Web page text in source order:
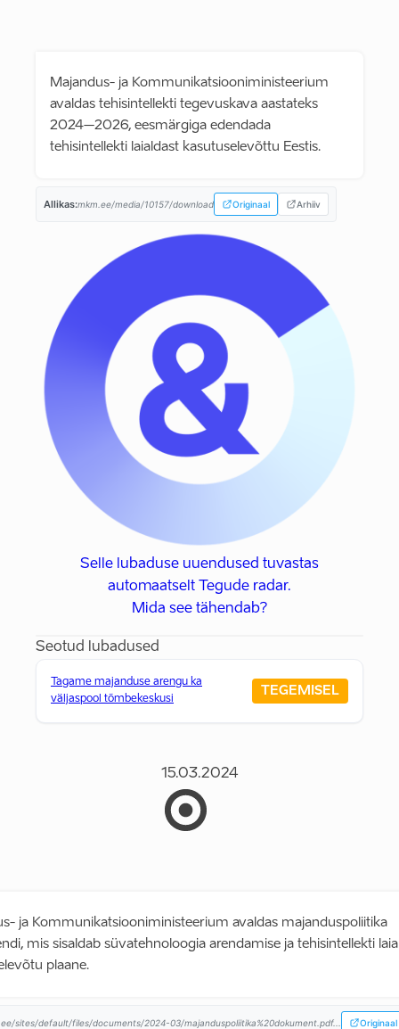
Majandus- ja Kommunikatsiooniministeerium
avaldas tehisintellekti tegevuskava aastateks
2024–2026, eesmärgiga edendada
tehisintellekti laialdast kasutuselevõttu Eestis.
Allikas:mkm.ee/media/10157/download Originaal Arhiiv
Selle lubaduse uuendused tuvastas
automaatselt Tegude radar.
Mida see tähendab?
Seotud lubadused
Tagame majanduse arengu ka
väljaspool tõmbekeskusi
TEGEMISEL
15.03.2024
ja Kommunikatsiooniministeerium avaldas majanduspoliitika
mis sisaldab süvatehnoloogia arendamise ja tehisintellekti
plaane.
sites/default/files/documents/2024-03/majanduspoliitika%20dokument.pdf... Originaal